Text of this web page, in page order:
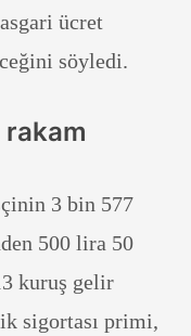
ücret
söyledi.
3 bin 577
500 lira 50
kuruş gelir
sigortası primi,